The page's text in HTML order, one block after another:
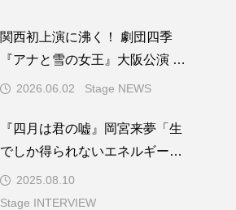
関西初上演に沸く！ 劇団四季
『アナと雪の女王』大阪公演 製
作発表会レポート
2026.06.02 Stage NEWS
『四月は君の嘘』岡宮来夢「生
でしか得られないエネルギーっ
てすごいんですよ」
2025.08.10
Stage INTERVIEW